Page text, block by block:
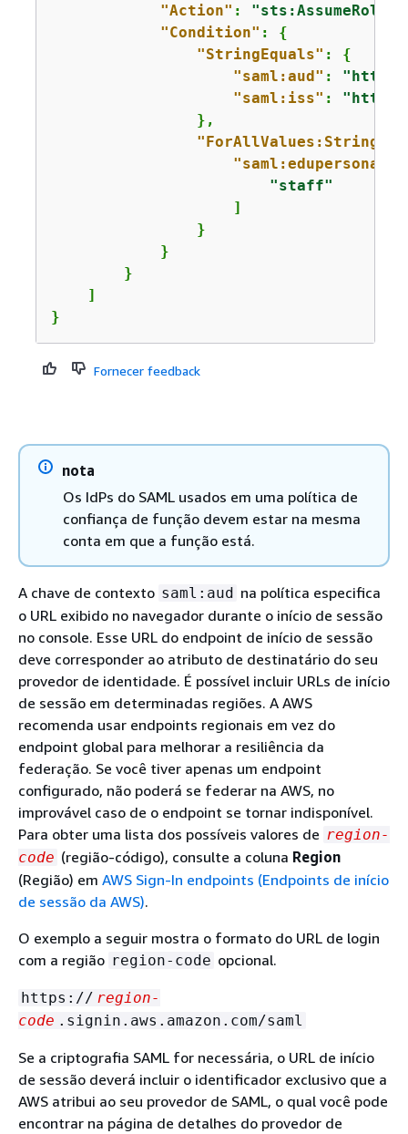
"Action" :
"Condition" : {
"StringEquals" : {
"saml:aud" :
"saml:iss" :
                },
"staff"
                    ]
                }
            }
        }
    ]
}
Fornecer feedback
nota
Os IdPs do SAML usados em uma política de
confiança de função devem estar na mesma
conta em que a função está.
A chave de contexto saml:aud na política especifica
o URL exibido no navegador durante o início de sessão
no console. Esse URL do endpoint de início de sessão
deve corresponder ao atributo de destinatário do seu
provedor de identidade. É possível incluir URLs de início
de sessão em determinadas regiões. A AWS
recomenda usar endpoints regionais em vez do
endpoint global para melhorar a resiliência da
federação. Se você tiver apenas um endpoint
configurado, não poderá se federar na AWS, no
improvável caso de o endpoint se tornar indisponível.
Para obter uma lista dos possíveis valores de region-
code (região-código), consulte a coluna Region
(Região) em AWS Sign-In endpoints (Endpoints de início
de sessão da AWS).
O exemplo a seguir mostra o formato do URL de login
com a região region-code opcional.
https:// region-
code .signin.aws.amazon.com/saml
Se a criptografia SAML for necessária, o URL de início
de sessão deverá incluir o identificador exclusivo que a
AWS atribui ao seu provedor de SAML, o qual você pode
encontrar na página de detalhes do provedor de